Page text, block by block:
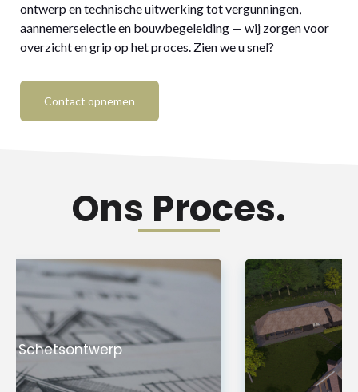
ontwerp en technische uitwerking tot vergunningen,
aannemerselectie en bouwbegeleiding — wij zorgen voor
overzicht en grip op het proces. Zien we u snel?
Contact opnemen
Ons Proces.
Visualisatie